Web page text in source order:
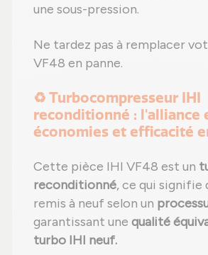
une sous-pression.
Ne tardez pas à remplacer
VF48 en panne.
♻️ Turbocompresseur IHI
reconditionné : l'alliance
économies et efficacité
Cette pièce IHI VF48 est un
reconditionné, ce qui signifie
remis à neuf selon un
garantissant une qualité
turbo IHI neuf.